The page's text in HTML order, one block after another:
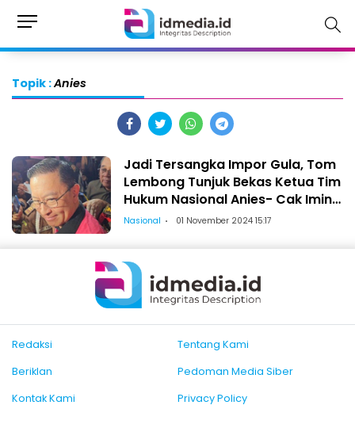
Topik :Anies
Jadi Tersangka Impor Gula, Tom
Lembong Tunjuk Bekas Ketua Tim
Hukum Nasional Anies- Cak Imin
sebagai Kuasa Hukumnya
Nasional 01 November 2024 15:17
Redaksi
Tentang Kami
Beriklan
Pedoman Media Siber
Kontak Kami
Privacy Policy